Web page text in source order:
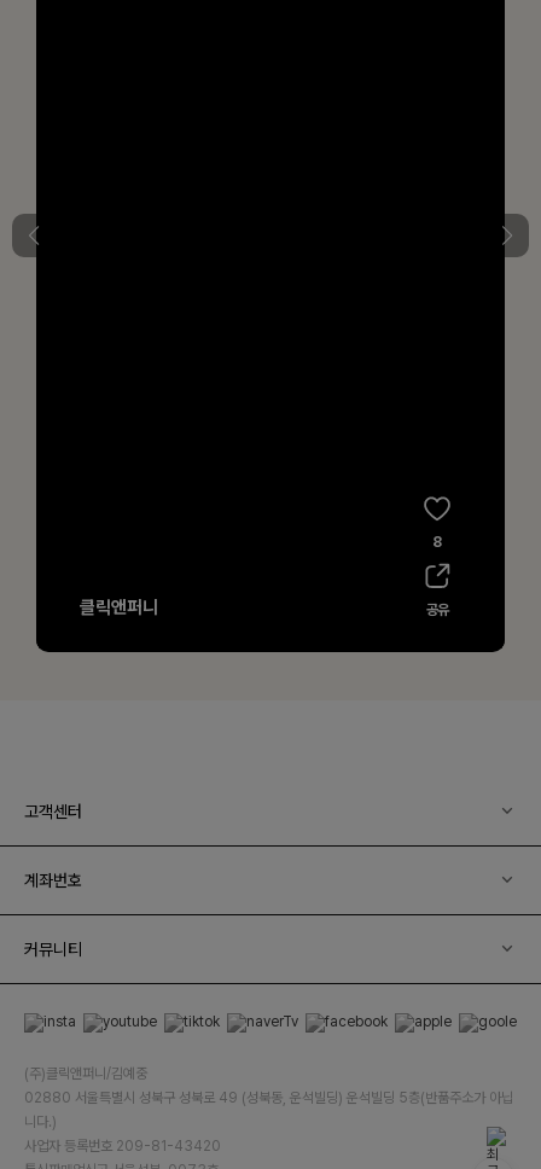
고객센터
계좌번호
커뮤니티
(주)클릭앤퍼니/김예중
02880 서울특별시 성북구 성북로 49 (성북동, 운석빌딩) 운석빌딩 5층(반품주소가 아닙
니다.)
사업자 등록번호 209-81-43420